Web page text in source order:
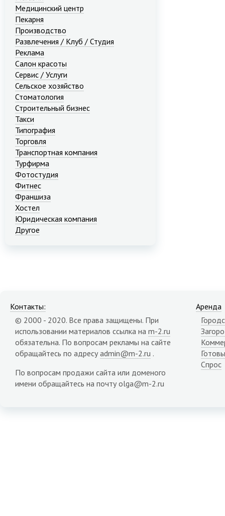
Медицинский центр
Пекарня
Производство
Развлечения / Клуб / Студия
Реклама
Салон красоты
Сервис / Услуги
Сельское хозяйство
Стоматология
Строительный бизнес
Такси
Типография
Торговля
Транспортная компания
Турфирма
Фотостудия
Фитнес
Франшиза
Хостел
Юридическая компания
Другое
Контакты:
© 2000 - 2020. Все права защищены. При
использовании материалов ссылка на m-2.ru
обязательна. По вопросам рекламы на сайте
обращайтесь по адресу admin@m-2.ru .
По вопросам продажи сайта или доменого
имени обращайтесь на почту olga@m-2.ru
Аренда
Спрос